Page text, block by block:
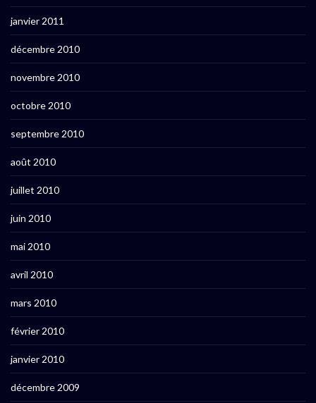
janvier 2011
décembre 2010
novembre 2010
octobre 2010
septembre 2010
août 2010
juillet 2010
juin 2010
mai 2010
avril 2010
mars 2010
février 2010
janvier 2010
décembre 2009